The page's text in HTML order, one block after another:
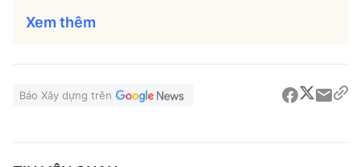
Xem thêm
Báo Xây dựng trên